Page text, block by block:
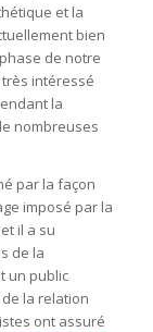
et la
bien
de notre
intéressé
la
nombreuses
par la façon
imposé par la
il a su
de la
un public
la relation
ont assuré